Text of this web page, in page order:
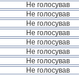
Не голосував
Не голосував
Не голосував
Не голосував
Не голосував
Не голосував
Не голосував
Не голосував